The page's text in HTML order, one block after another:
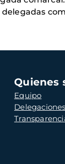
Quienes
Equipo
Delegaciones